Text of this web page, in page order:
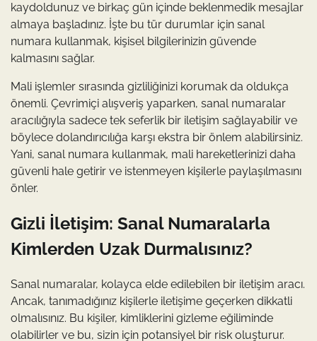
kaydoldunuz ve birkaç gün içinde beklenmedik mesajlar
almaya başladınız. İşte bu tür durumlar için sanal
numara kullanmak, kişisel bilgilerinizin güvende
kalmasını sağlar.
Mali işlemler sırasında gizliliğinizi korumak da oldukça
önemli. Çevrimiçi alışveriş yaparken, sanal numaralar
aracılığıyla sadece tek seferlik bir iletişim sağlayabilir ve
böylece dolandırıcılığa karşı ekstra bir önlem alabilirsiniz.
Yani, sanal numara kullanmak, mali hareketlerinizi daha
güvenli hale getirir ve istenmeyen kişilerle paylaşılmasını
önler.
Gizli İletişim: Sanal Numaralarla
Kimlerden Uzak Durmalısınız?
Sanal numaralar, kolayca elde edilebilen bir iletişim aracı.
Ancak, tanımadığınız kişilerle iletişime geçerken dikkatli
olmalısınız. Bu kişiler, kimliklerini gizleme eğiliminde
olabilirler ve bu, sizin için potansiyel bir risk oluşturur.